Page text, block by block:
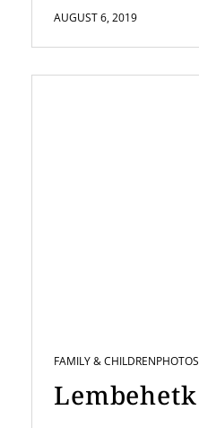
AUGUST 6, 2019
FAMILY & CHILDRENPHOTOS
Lembehetk